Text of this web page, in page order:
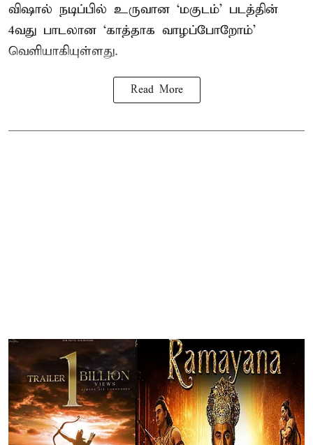
விஷால் நடிப்பில் உருவான ‘மகுடம்’ படத்தின்
4வது பாடலான ‘காத்தாக வாழப்போறோம்’
வெளியாகியுள்ளது.
Read More